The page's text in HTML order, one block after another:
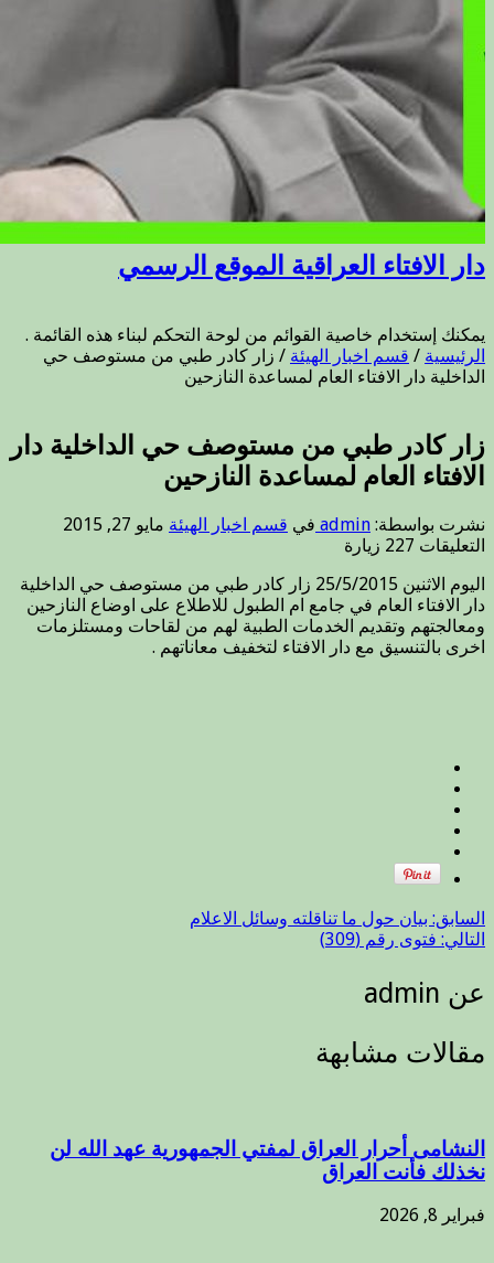
دار الافتاء العراقية الموقع الرسمي
يمكنك إستخدام خاصية القوائم من لوحة التحكم لبناء هذه القائمة .
الرئيسية / قسم اخبار الهيئة / زار كادر طبي من مستوصف حي
الداخلية دار الافتاء العام لمساعدة النازحين
زار كادر طبي من مستوصف حي الداخلية دار
الافتاء العام لمساعدة النازحين
نشرت بواسطة: admin في قسم اخبار الهيئة مايو 27, 2015
التعليقات على
كادر
طبي
من
مستوصف
227 زيارة
اليوم الاثنين 25/5/2015 زار كادر طبي من مستوصف حي الداخلية
دار الافتاء العام في جامع ام الطبول للاطلاع على اوضاع النازحين
ومعالجتهم وتقديم الخدمات الطبية لهم من لقاحات ومستلزمات
اخرى بالتنسيق مع دار الافتاء لتخفيف معاناتهم .
السابق: بيان حول ما تناقلته وسائل الاعلام
التالي: فتوى رقم (309)
عن admin
مقالات مشابهة
النشامى أحرار العراق لمفتي الجمهورية عهد الله لن
نخذلك فأنت العراق
فبراير 8, 2026